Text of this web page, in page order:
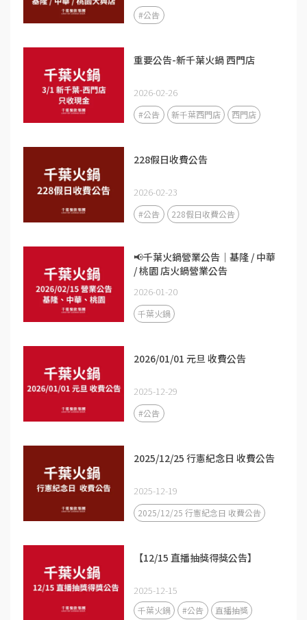
#公告
重要公告-新千葉火鍋 西門店
2026-02-26
#公告 新千葉西門店 西門店
228假日收費公告
2026-02-23
#公告 228假日收費公告
📢千葉火鍋營業公告｜基隆 / 中華
/ 桃園 店火鍋營業公告
2026-01-20
千葉火鍋
2026/01/01 元旦 收費公告
2025-12-29
#公告
2025/12/25 行憲紀念日 收費公告
2025-12-19
2025/12/25 行憲紀念日 收費公告
【12/15 直播抽獎得獎公告】
2025-12-15
千葉火鍋 #公告 直播抽獎